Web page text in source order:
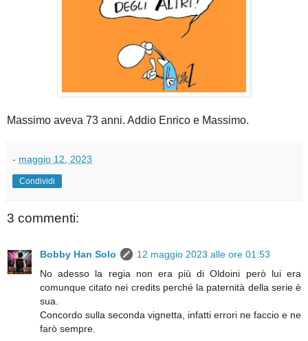
Massimo aveva 73 anni. Addio Enrico e Massimo.
- maggio 12, 2023
Condividi
3 commenti:
Bobby Han Solo
12 maggio 2023 alle ore 01:53
No adesso la regia non era più di Oldoini però lui era
comunque citato nei credits perché la paternità della serie è
sua.
Concordo sulla seconda vignetta, infatti errori ne faccio e ne
farò sempre.